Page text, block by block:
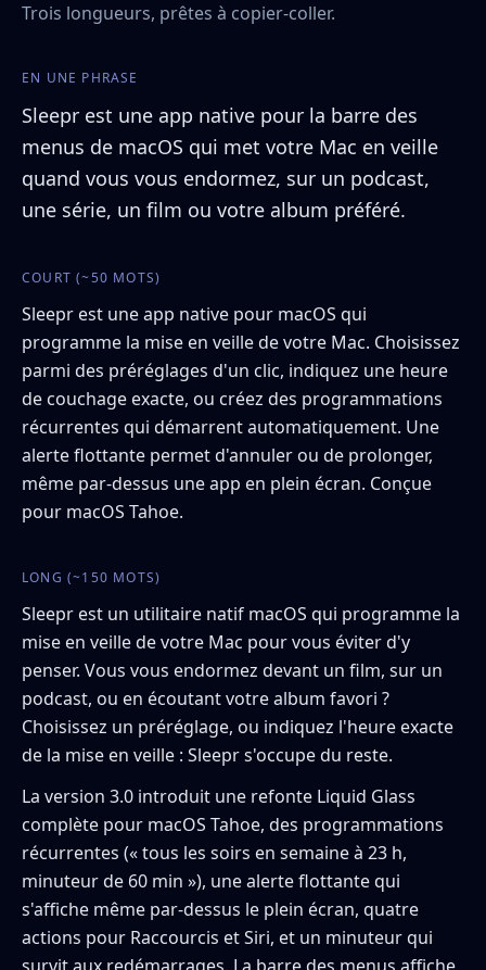
Trois longueurs, prêtes à copier-coller.
EN UNE PHRASE
Sleepr est une app native pour la barre des
menus de macOS qui met votre Mac en veille
quand vous vous endormez, sur un podcast,
une série, un film ou votre album préféré.
COURT (~50 MOTS)
Sleepr est une app native pour macOS qui
programme la mise en veille de votre Mac. Choisissez
parmi des préréglages d'un clic, indiquez une heure
de couchage exacte, ou créez des programmations
récurrentes qui démarrent automatiquement. Une
alerte flottante permet d'annuler ou de prolonger,
même par-dessus une app en plein écran. Conçue
pour macOS Tahoe.
LONG (~150 MOTS)
Sleepr est un utilitaire natif macOS qui programme la
mise en veille de votre Mac pour vous éviter d'y
penser. Vous vous endormez devant un film, sur un
podcast, ou en écoutant votre album favori ?
Choisissez un préréglage, ou indiquez l'heure exacte
de la mise en veille : Sleepr s'occupe du reste.
La version 3.0 introduit une refonte Liquid Glass
complète pour macOS Tahoe, des programmations
récurrentes (« tous les soirs en semaine à 23 h,
minuteur de 60 min »), une alerte flottante qui
s'affiche même par-dessus le plein écran, quatre
actions pour Raccourcis et Siri, et un minuteur qui